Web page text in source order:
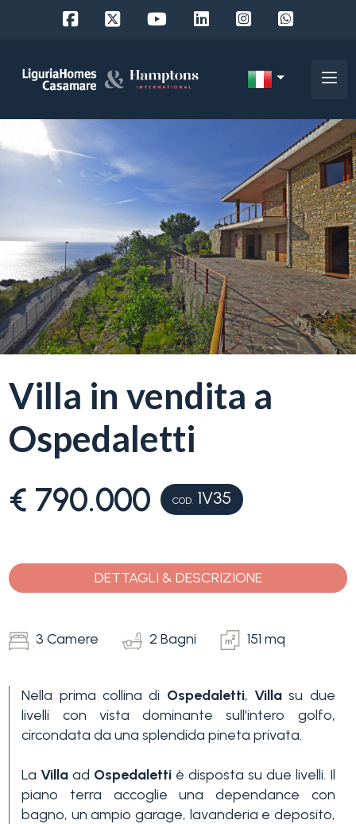
Villa in vendita a
Ospedaletti
€ 790.000 COD. 1V35
DETTAGLI & DESCRIZIONE
3 Camere 2 Bagni 151 mq
Nella prima collina di Ospedaletti, Villa su due
livelli con vista dominante sull'intero golfo,
circondata da una splendida pineta privata.
La Villa ad Ospedaletti è disposta su due livelli. Il
piano terra accoglie una dependance con
bagno, un ampio garage, lavanderia e deposito,
Chi
siamo
I
nostri
La
Liguria
case
Preferiti
Scegli
dove
cercare
Provincia
Comune
-
multiscelta
Qualsiasi
Residenziali
Prezzo